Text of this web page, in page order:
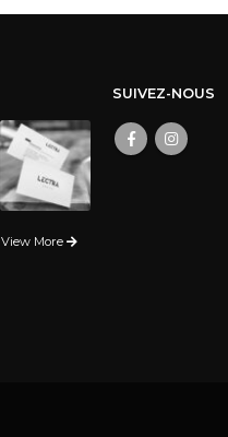
View More
SUIVEZ-NOUS